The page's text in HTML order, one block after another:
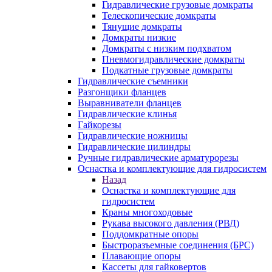
Гидравлические грузовые домкраты
Телескопические домкраты
Тянущие домкраты
Домкраты низкие
Домкраты с низким подхватом
Пневмогидравлические домкраты
Подкатные грузовые домкраты
Гидравлические съемники
Разгонщики фланцев
Выравниватели фланцев
Гидравлические клинья
Гайкорезы
Гидравлические ножницы
Гидравлические цилиндры
Ручные гидравлические арматурорезы
Оснастка и комплектующие для гидросистем
Назад
Оснастка и комплектующие для
гидросистем
Краны многоходовые
Рукава высокого давления (РВД)
Поддомкратные опоры
Быстроразъемные соединения (БРС)
Плавающие опоры
Кассеты для гайковертов